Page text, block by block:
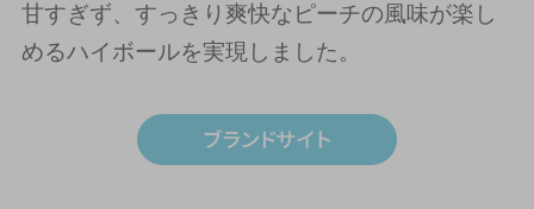
甘すぎず、すっきり爽快なピーチの風味が楽し
めるハイボールを実現しました。